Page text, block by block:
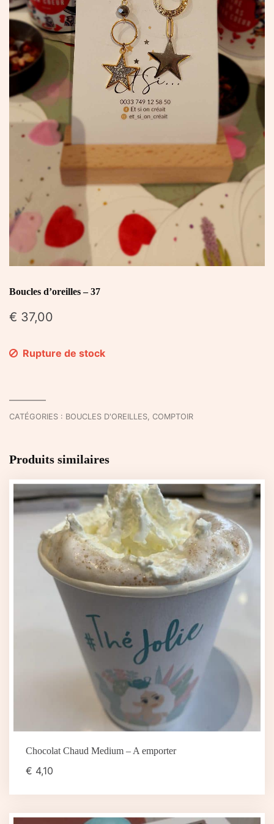
Boucles d’oreilles – 37
€ 37,00
Rupture de stock
CATÉGORIES : BOUCLES D'OREILLES, COMPTOIR
Produits similaires
Chocolat Chaud Medium – A emporter
€ 4,10